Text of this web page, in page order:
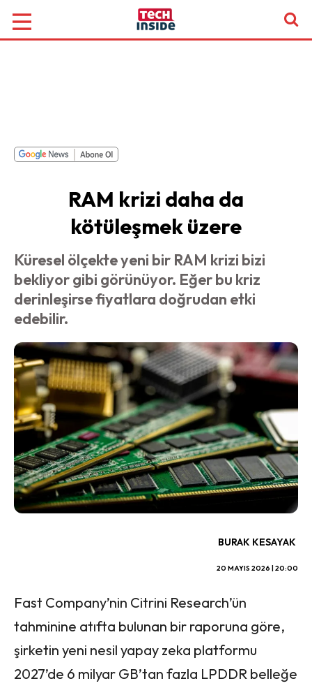
RAM krizi daha da
kötüleşmek üzere
Küresel ölçekte yeni bir RAM krizi bizi
bekliyor gibi görünüyor. Eğer bu kriz
derinleşirse fiyatlara doğrudan etki
edebilir.
BURAK KESAYAK
20 MAYIS 2026 | 20:00
Fast Company’nin Citrini Research’ün
tahminine atıfta bulunan bir raporuna göre,
şirketin yeni nesil yapay zeka platformu
2027’de 6 milyar GB’tan fazla LPDDR belleğe